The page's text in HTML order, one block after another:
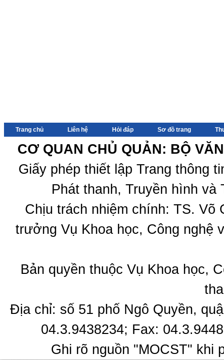
Trang chủ Liên hệ Hỏi đáp Sơ đồ trang
CƠ QUAN CHỦ QUẢN: BỘ
Giấy phép thiết lập Trang thông
Phát thanh, Truyền hình
Chịu trách nhiệm chính: TS.
trưởng Vụ Khoa học, Công nghệ
Bản quyền thuộc Vụ Khoa học,
Địa chỉ: số 51 phố Ngô Quyền,
04.3.9438234; Fax:
Ghi rõ nguồn "MOCST" khi